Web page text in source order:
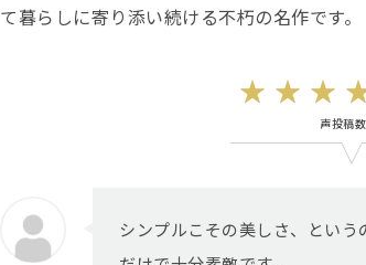
て暮らしに寄り添い続ける不朽の名作です。
声投稿
シンプルこその美しさ、とい